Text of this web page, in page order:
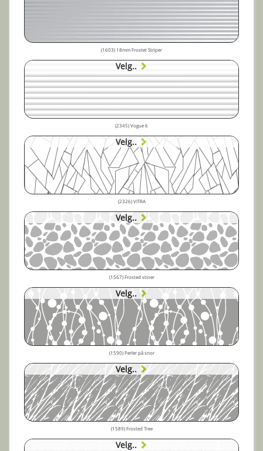
(1603) 18mm Frostet Striper
Velg..
(2345) Vogue 6
Velg..
(2326) VITRA
Velg..
(1567) Frosted stiner
Velg..
(1590) Perler på snor
Velg..
(1589) Frosted Tree
Velg..